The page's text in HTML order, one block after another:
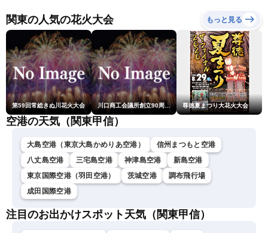
ュースLiVEイブニング・小
川千奈／内藤邦裕〉
関東の人気の花火大会 もっと見る
第59回常総きぬ川花火大会 川口商工会議所創立90周年・青年部40周年・女性会30周年記念 第6回川口花火大会 尊徳夏まつり大花火大会
空港の天気（関東甲信）
大島空港（東京大島かめりあ空港）
信州まつもと空港
八丈島空港
三宅島空港 神津島空港
新島空港
東京国際空港（羽田空港）
茨城空港
調布飛行場
成田国際空港
注目のお出かけスポット天気（関東甲信）